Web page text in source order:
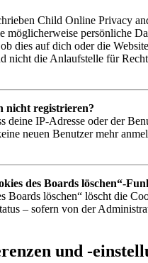
Child Online Privacy
möglicherweise persönliche
dies auf dich oder die
nicht die Anlaufstelle für
nicht registrieren?
deine IP-Adresse oder der
neuen Benutzer mehr
des Boards löschen“-
Boards löschen“ löscht die
– sofern von der
und -